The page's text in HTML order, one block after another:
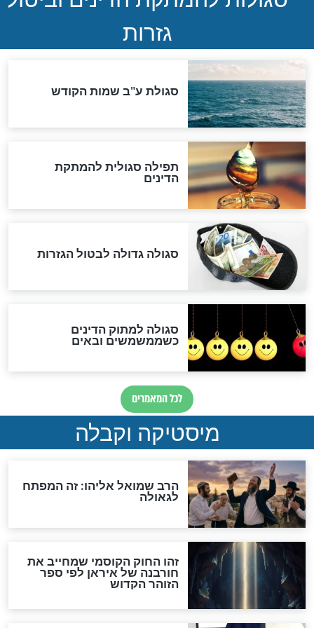
נהרגו בדרום לבנון
ההסכם החשאי של טראמפ
ואיראן: בלי שקיפות ועם הרבה
סימני שאלה
המסמך האבוד שנחשף
במרתפי מוסקבה: כתב היד
"מודה לקב"ה על כל השנים"
לכל המאמרים
אחרית הימים
האם אפשר לחשב את הקץ?
מה יהיה בימות המשיח?